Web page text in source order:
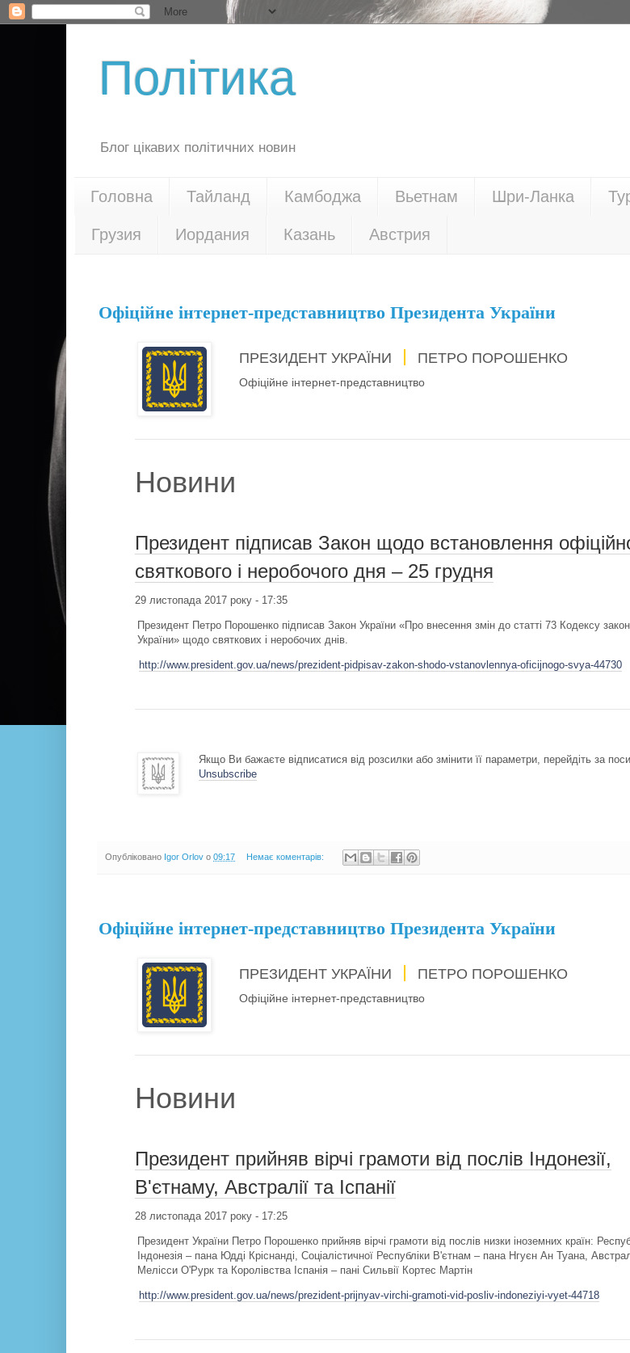
Політика
Блог цікавих політичних новин
Головна Тайланд Камбоджа Вьетнам Шри-Ланка
Грузия Иордания Казань Австрия
Офіційне інтернет-представництво Президента України
ПРЕЗИДЕНТ УКРАЇНИ ПЕТРО ПОРОШЕНКО
Офіційне інтернет-представництво
Новини
Президент підписав Закон щодо встановлення
святкового і неробочого дня – 25 грудня
29 листопада 2017 року - 17:35
Президент Петро Порошенко підписав Закон України «Про внесення змін до статті 73 Кодексу
України» щодо святкових і неробочих днів.
http://www.president.gov.ua/news/prezident-pidpisav-zakon-shodo-vstanovlennya-oficijnogo-svya-44730
Якщо Ви бажаєте відписатися від розсилки або змінити її параметри, перейдіть за
Unsubscribe
Опубліковано Igor Orlov о 09:17 Немає коментарів:
Офіційне інтернет-представництво Президента України
ПРЕЗИДЕНТ УКРАЇНИ ПЕТРО ПОРОШЕНКО
Офіційне інтернет-представництво
Новини
Президент прийняв вірчі грамоти від послів Індонезії,
В'єтнаму, Австралії та Іспанії
28 листопада 2017 року - 17:25
Президент України Петро Порошенко прийняв вірчі грамоти від послів низки іноземних країн:
Індонезія – пана Юдді Кріснанді, Соціалістичної Республіки В'єтнам – пана Нгуєн Ан Туана,
Мелісси О'Рурк та Королівства Іспанія – пані Сильвії Кортес Мартін
http://www.president.gov.ua/news/prezident-prijnyav-virchi-gramoti-vid-posliv-indoneziyi-vyet-44718